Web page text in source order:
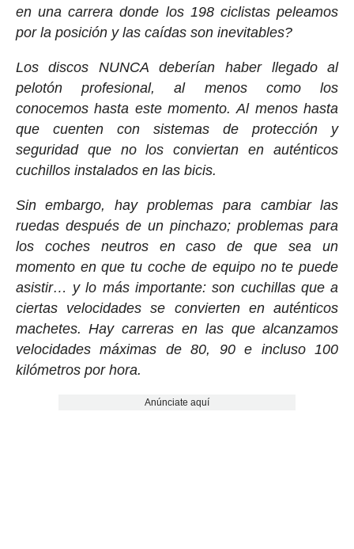
en una carrera donde los 198 ciclistas peleamos
por la posición y las caídas son inevitables?
Los discos NUNCA deberían haber llegado al
pelotón profesional, al menos como los
conocemos hasta este momento. Al menos hasta
que cuenten con sistemas de protección y
seguridad que no los conviertan en auténticos
cuchillos instalados en las bicis.
Sin embargo, hay problemas para cambiar las
ruedas después de un pinchazo; problemas para
los coches neutros en caso de que sea un
momento en que tu coche de equipo no te puede
asistir… y lo más importante: son cuchillas que a
ciertas velocidades se convierten en auténticos
machetes. Hay carreras en las que alcanzamos
velocidades máximas de 80, 90 e incluso 100
kilómetros por hora.
Anúnciate aquí